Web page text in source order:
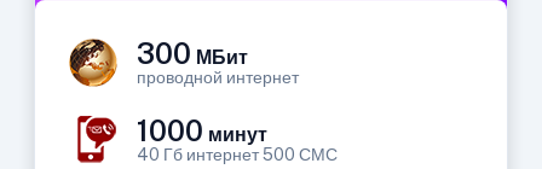
300 МБит
проводной интернет
1000 минут
40 Гб интернет 500 СМС